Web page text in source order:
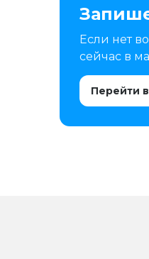
Если нет
сейчас в
Перейти